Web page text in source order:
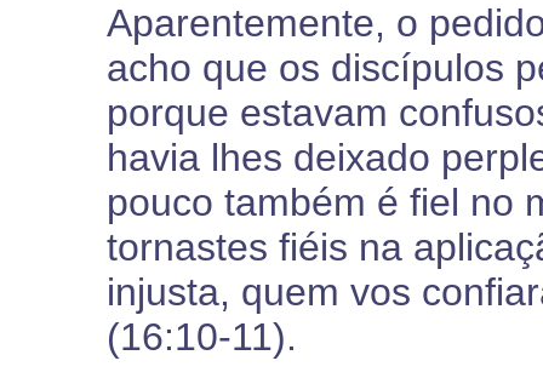
Aparentemente, o
acho que os discípulos
porque estavam
havia lhes deixado
pouco também é fiel no
tornastes fiéis na
injusta, quem vos
(16:10-11).